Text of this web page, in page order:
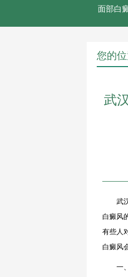
面部白
您的位
武
武汉
白癜风
有些人
白癜风
一、